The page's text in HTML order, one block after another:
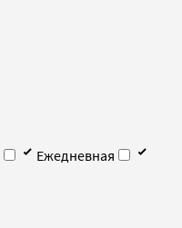
Ежедневная